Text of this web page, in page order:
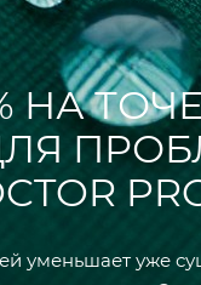
НА
уменьшает уже